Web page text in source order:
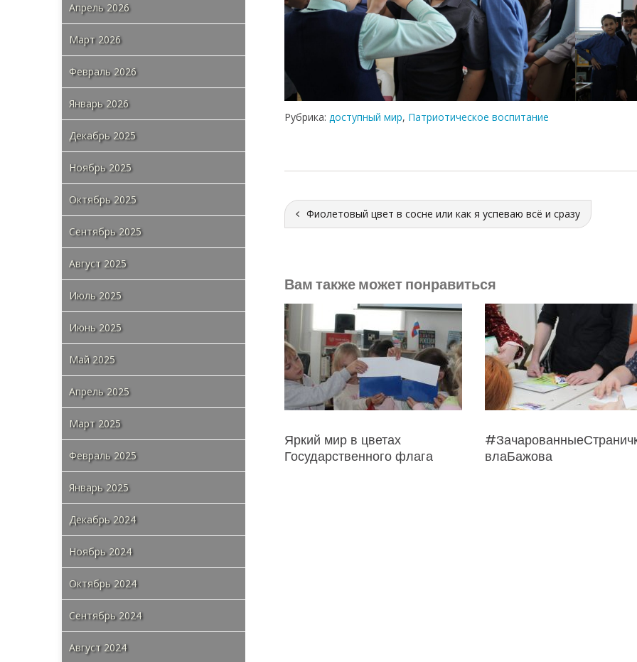
Рубрика: доступный мир, Патриотическое воспитание
Фиолетовый цвет в сосне или как я успеваю всё и сразу
Вам также может понравиться
Знакомьтесь: Константин
Максимов
Между песней и судьбой
Апрель 2026
Март 2026
Февраль 2026
Январь 2026
Декабрь 2025
Ноябрь 2025
Октябрь 2025
Сентябрь 2025
Август 2025
Июль 2025
Июнь 2025
Май 2025
Апрель 2025
Март 2025
Февраль 2025
Январь 2025
Декабрь 2024
Ноябрь 2024
Октябрь 2024
Сентябрь 2024
Август 2024